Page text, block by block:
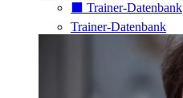
⬛️ Trainer-Datenbank
Trainer-Datenbank